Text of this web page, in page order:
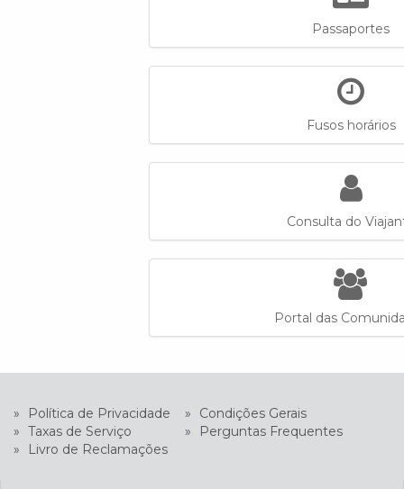
Passaportes
Fusos horários
Consulta do
Portal das
» Política de Privacidade »
Condições Gerais
» Taxas de Serviço »
Perguntas Frequentes
»
Livro de Reclamações